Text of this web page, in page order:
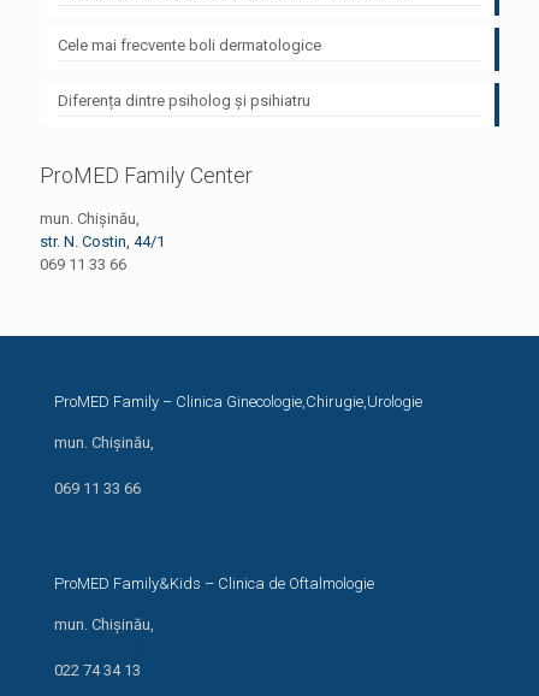
Cele mai frecvente boli dermatologice
Diferența dintre psiholog și psihiatru
ProMED Family Center
mun. Chișinău,
str. N. Costin, 44/1
069 11 33 66
ProMED Family – Clinica Ginecologie,Chirugie,Urologie
mun. Chișinău,
069 11 33 66
ProMED Family&Kids – Clinica de Oftalmologie
mun. Chișinău,
022 74 34 13